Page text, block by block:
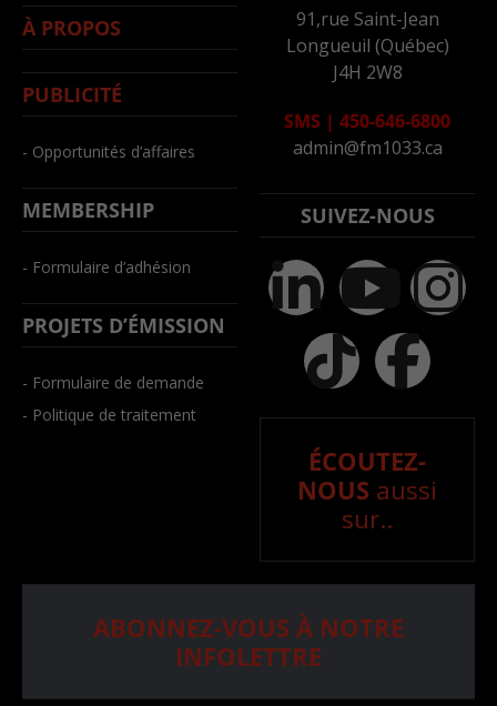
À PROPOS
PUBLICITÉ
- Opportunités d’affaires
MEMBERSHIP
- Formulaire d’adhésion
PROJETS D’ÉMISSION
- Formulaire de demande
- Politique de traitement
91,rue Saint-Jean
Longueuil (Québec)
J4H 2W8
SMS | 450-646-6800
admin@fm1033.ca
SUIVEZ-NOUS
ÉCOUTEZ-
NOUS aussi
sur..
ABONNEZ-VOUS À NOTRE
INFOLETTRE